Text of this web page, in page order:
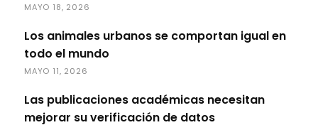
MAYO 18, 2026
Los animales urbanos se comportan igual en
todo el mundo
MAYO 11, 2026
Las publicaciones académicas necesitan
mejorar su verificación de datos